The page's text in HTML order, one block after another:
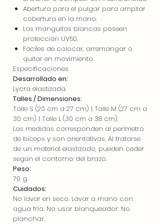
Abertura para el pulgar para ampliar
cobertura en la mano.
Las manguitas blancas poseen
protección UV50.
Fáciles de colocar, arremangar o
quitar en movimiento.
Especificaciones
Desarrollado en:
Lycra elastizada.
Talles / Dimensiones:
Talle S (20 cm a 27 cm) | Talle M (27 cm a
30 cm) | Talle L (30 cm a 38 cm).
Las medidas corresponden al perímetro
de bíceps y son orientativas. Al tratarse
de un material elastizado, pueden ceder
según el contorno del brazo.
Peso:
70 g.
Cuidados:
No lavar en seco. Lavar a mano con
agua fría. No usar blanqueador. No
planchar.